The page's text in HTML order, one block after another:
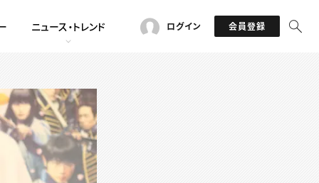
ニュース・トレンド ログイン 会員登録